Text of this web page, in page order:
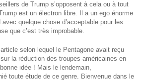
de Trump s’opposent à cela ou à tout
est un électron libre. Il a un ego énorme
quelque chose d’acceptable pour les
que c’est très improbable.
selon lequel le Pentagone avait reçu
sur la réduction des troupes américaines en
idée ! Mais le lendemain,
toute étude de ce genre. Bienvenue dans le